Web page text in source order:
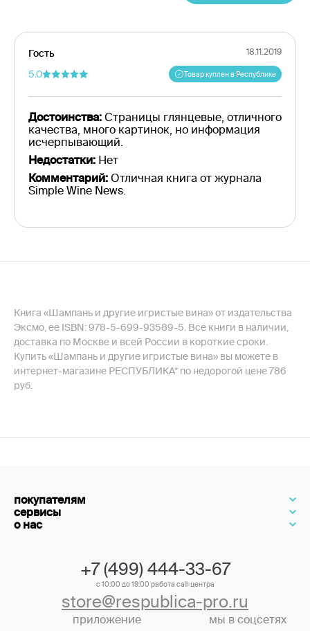
Гость 18.11.2019
5.0 Товар куплен в Республике
Достоинства: Страницы глянцевые, отличного
качества, много картинок, но информация
исчерпывающий.
Недостатки: Нет
Комментарий: Отличная книга от журнала
Simple Wine News.
Книга «Шампань и другие игристые вина» от издательства
Эксмо, ее ISBN: 978-5-699-93589-5. Все книги в наличии,
доставка по Москве и всей России в короткие сроки.
Купить «Шампань и другие игристые вина» вы можете в
интернет-магазине РЕСПУБЛИКА* по недорогой цене 786
руб.
покупателям
сервисы
о нас
+7 (499) 444-33-67
с 10:00 до 19:00 работа call-центра
store@respublica-pro.ru
приложение мы в соцсетях